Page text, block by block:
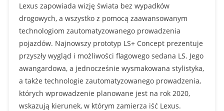
Lexus zapowiada wizję świata bez wypadków
drogowych, a wszystko z pomocą zaawansowanym
technologiom zautomatyzowanego prowadzenia
pojazdów. Najnowszy prototyp LS+ Concept prezentuje
przyszły wygląd i możliwości flagowego sedana LS. Jego
awangardowa, a jednocześnie wysmakowana stylistyka,
a także technologie zautomatyzowanego prowadzenia,
których wprowadzenie planowane jest na rok 2020,
wskazują kierunek, w którym zamierza iść Lexus.